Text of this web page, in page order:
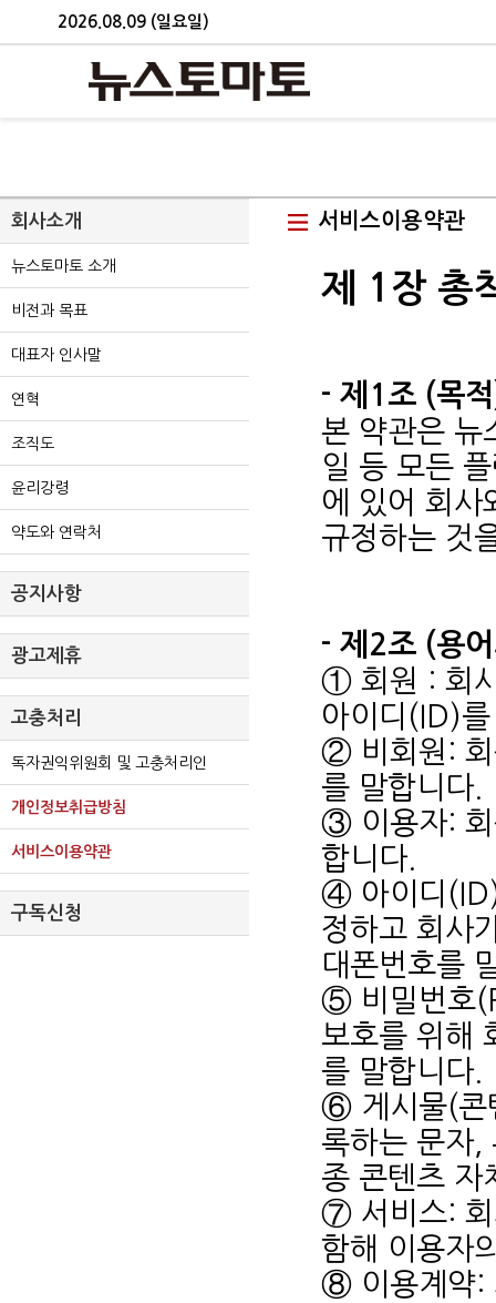
2026.08.09 (일요일)
회사소개
뉴스토마토 소개
비전과 목표
대표자 인사말
연혁
조직도
윤리강령
약도와 연락처
공지사항
광고제휴
고충처리
독자권익위원회 및 고충처리인
개인정보취급방침
서비스이용약관
구독신청
서비스이용약관
제 1장 총
- 제1조 (목
본 약관은 뉴
일 등 모든
에 있어 회사
규정하는 것
- 제2조 (용
① 회원 : 회
아이디(ID)
② 비회원: 회
를 말합니다.
③ 이용자: 회
합니다.
④ 아이디
정하고 회사
대폰번호를
⑤ 비밀번호
보호를 위해
를 말합니다.
⑥ 게시물(콘
록하는 문자,
종 콘텐츠 자
⑦ 서비스: 회
함해 이용자
⑧ 이용계약: